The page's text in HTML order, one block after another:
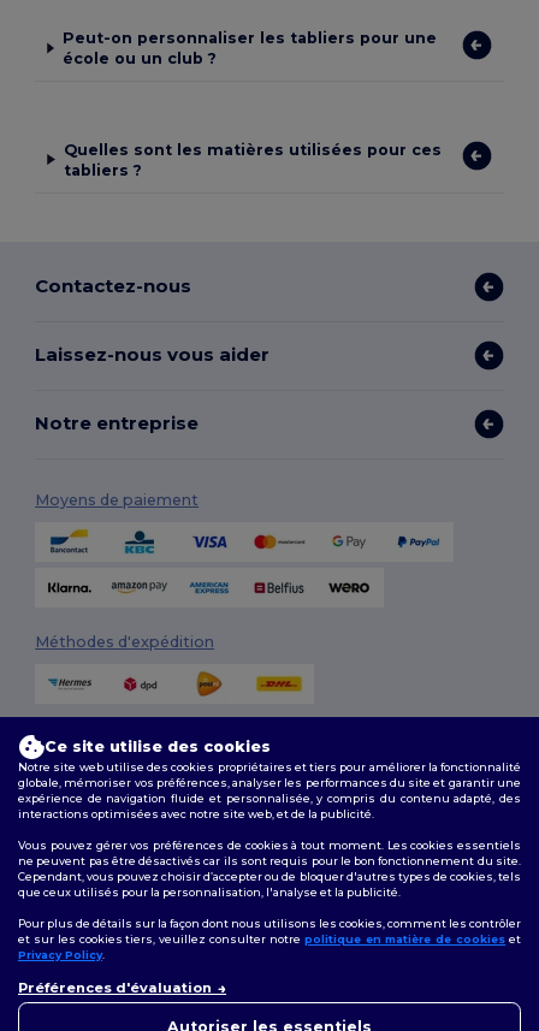
Peut-on personnaliser les tabliers pour une
école ou un club ?
Quelles sont les matières utilisées pour ces
tabliers ?
Contactez-nous
Laissez-nous vous aider
Notre entreprise
Moyens de paiement
Méthodes d'expédition
Conditions Générales|Politique de personnalisation |Politique de
Confidentialité
Suivez-nous
Bruxelles|Anvers|Mortsel|Malines|Lierre|Turnhout|Geel|
Hoogstraten |Bruges
Ce site utilise des cookies
Notre site web utilise des cookies propriétaires et tiers pour améliorer la fonctionnalité
globale, mémoriser vos préférences, analyser les performances du site et garantir une
expérience de navigation fluide et personnalisée, y compris du contenu adapté, des
interactions optimisées avec notre site web, et de la publicité.
Vous pouvez gérer vos préférences de cookies à tout moment. Les cookies essentiels
ne peuvent pas être désactivés car ils sont requis pour le bon fonctionnement du site.
Cependant, vous pouvez choisir d’accepter ou de bloquer d'autres types de cookies, tels
que ceux utilisés pour la personnalisation, l'analyse et la publicité.
Pour plus de détails sur la façon dont nous utilisons les cookies, comment les contrôler
et sur les cookies tiers, veuillez consulter notre politique en matière de cookies et
Privacy Policy.
Préférences d'évaluation
Autoriser les essentiels